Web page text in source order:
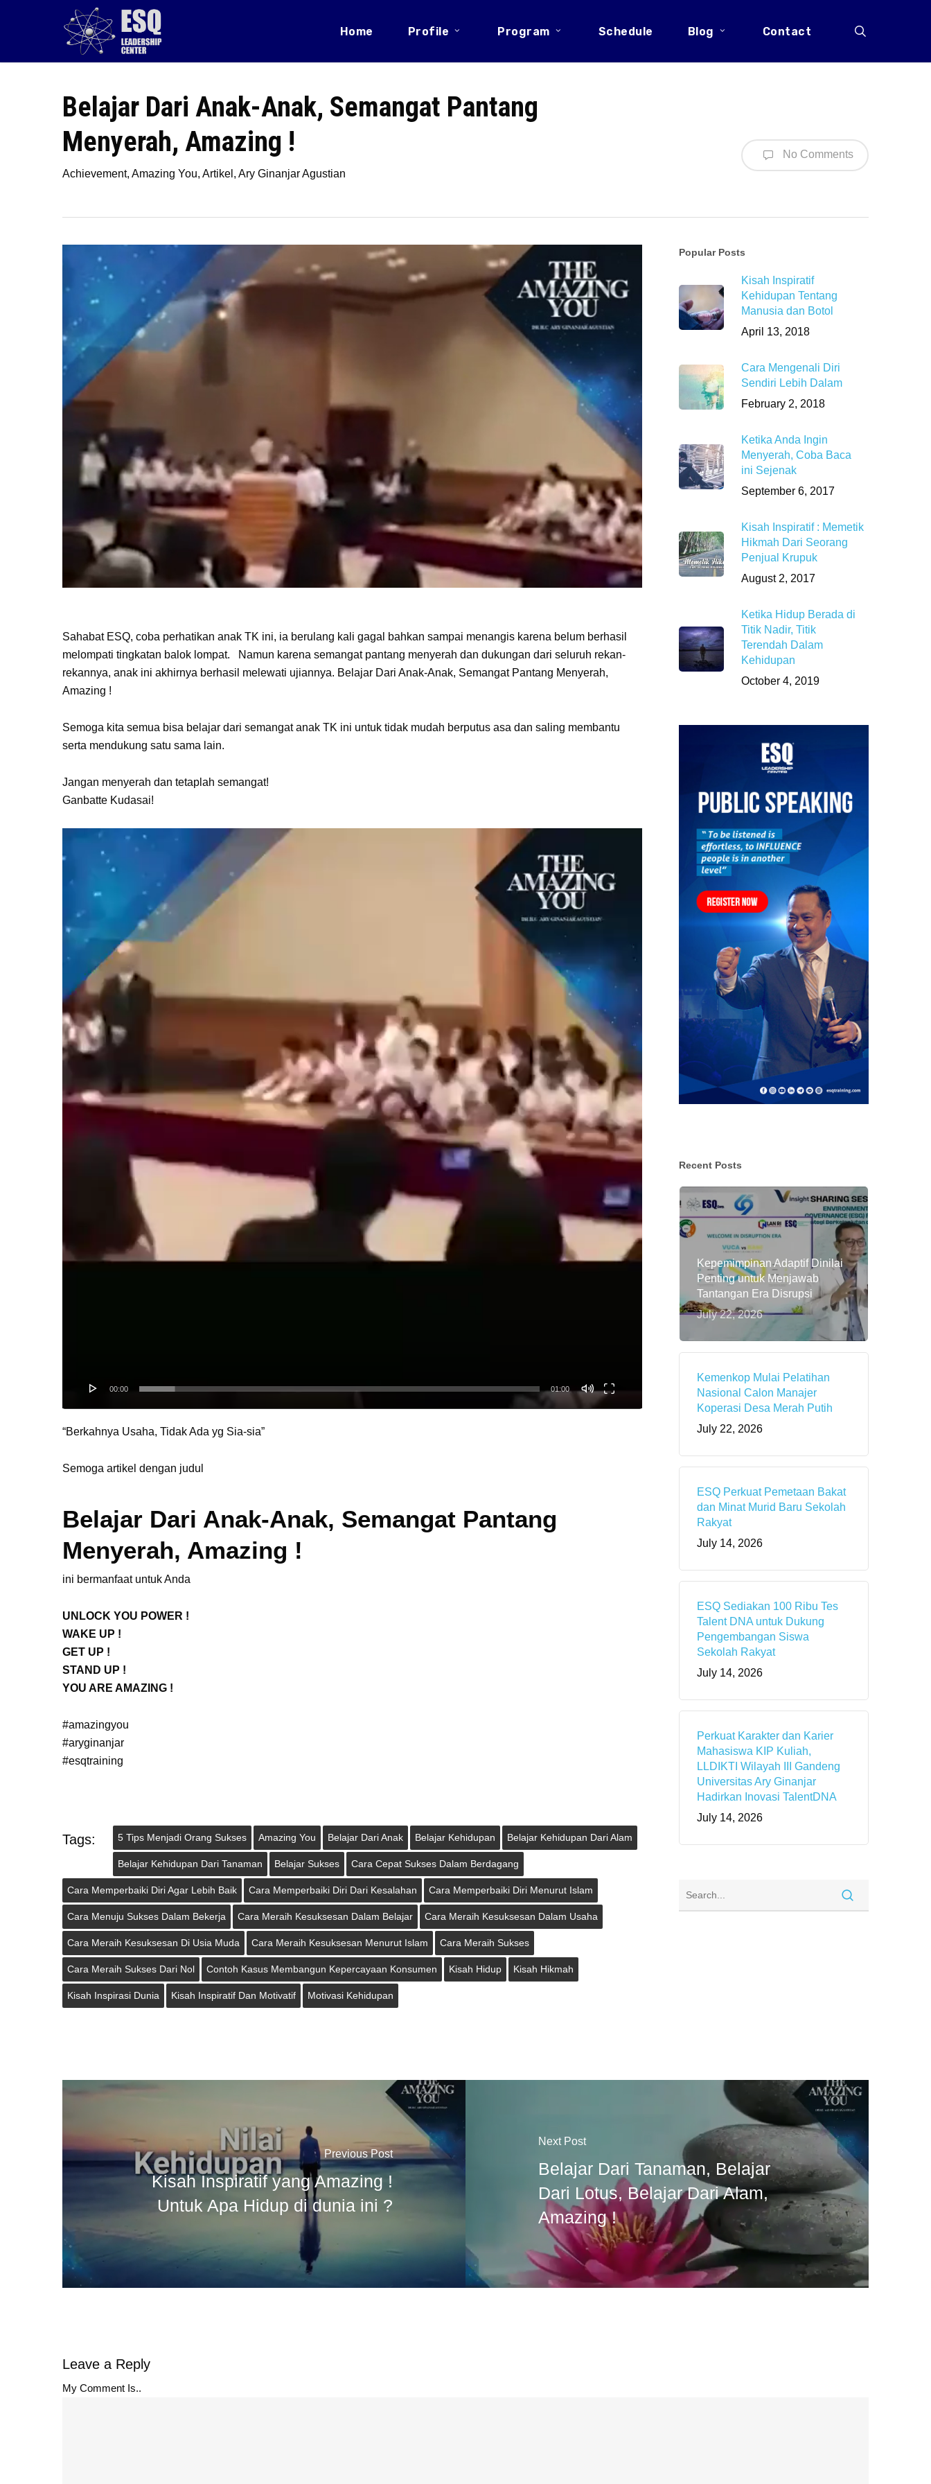
content
Home Profile Program Schedule Blog Contact
Belajar Dari Anak-Anak, Semangat Pantang
Menyerah, Amazing !
Achievement, Amazing You, Artikel , Ary Ginanjar Agustian
No Comments
Sahabat ESQ, coba perhatikan anak TK ini, ia berulang kali gagal bahkan sampai menangis karena belum berhasil
melompati tingkatan balok lompat. Namun karena semangat pantang menyerah dan dukungan dari seluruh rekan-
rekannya, anak ini akhirnya berhasil melewati ujiannya. Belajar Dari Anak-Anak, Semangat Pantang Menyerah,
Amazing !
Semoga kita semua bisa belajar dari semangat anak TK ini untuk tidak mudah berputus asa dan saling membantu
serta mendukung satu sama lain.
Jangan menyerah dan tetaplah semangat!
Ganbatte Kudasai!
Player
00:00 01:00
“Berkahnya Usaha, Tidak Ada yg Sia-sia”
Semoga artikel dengan judul
Belajar Dari Anak-Anak, Semangat Pantang
Menyerah, Amazing !
ini bermanfaat untuk Anda
UNLOCK YOU POWER !
WAKE UP !
GET UP !
STAND UP !
YOU ARE AMAZING !
#amazingyou
#aryginanjar
#esqtraining
Tags: 5 Tips Menjadi Orang Sukses Amazing You Belajar Dari Anak Belajar Kehidupan Belajar Kehidupan Dari Alam
Belajar Kehidupan Dari Tanaman Belajar Sukses Cara Cepat Sukses Dalam Berdagang
Cara Memperbaiki Diri Agar Lebih Baik Cara Memperbaiki Diri Dari Kesalahan Cara Memperbaiki Diri Menurut Islam
Cara Menuju Sukses Dalam Bekerja Cara Meraih Kesuksesan Dalam Belajar Cara Meraih Kesuksesan Dalam Usaha
Cara Meraih Kesuksesan Di Usia Muda Cara Meraih Kesuksesan Menurut Islam Cara Meraih Sukses
Cara Meraih Sukses Dari Nol Contoh Kasus Membangun Kepercayaan Konsumen Kisah Hidup Kisah Hikmah
Kisah Inspirasi Dunia Kisah Inspiratif Dan Motivatif Motivasi Kehidupan
Popular Posts
Kisah Inspiratif
Kehidupan Tentang
Manusia dan Botol
April 13, 2018
Cara Mengenali Diri
Sendiri Lebih Dalam
February 2, 2018
Ketika Anda Ingin
Menyerah, Coba Baca
ini Sejenak
September 6, 2017
Kisah Inspiratif : Memetik
Hikmah Dari Seorang
Penjual Krupuk
August 2, 2017
Ketika Hidup Berada di
Titik Nadir, Titik
Terendah Dalam
Kehidupan
October 4, 2019
Recent Posts
Kepemimpinan Adaptif Dinilai
Penting untuk Menjawab
Tantangan Era Disrupsi
July 22, 2026
Kemenkop Mulai Pelatihan
Nasional Calon Manajer
Koperasi Desa Merah Putih
July 22, 2026
ESQ Perkuat Pemetaan Bakat
dan Minat Murid Baru Sekolah
Rakyat
July 14, 2026
ESQ Sediakan 100 Ribu Tes
Talent DNA untuk Dukung
Pengembangan Siswa
Sekolah Rakyat
July 14, 2026
Perkuat Karakter dan Karier
Mahasiswa KIP Kuliah,
LLDIKTI Wilayah III Gandeng
Universitas Ary Ginanjar
Hadirkan Inovasi TalentDNA
July 14, 2026
Previous Post
Kisah Inspiratif yang Amazing !
Untuk Apa Hidup di dunia ini ?
Next Post
Belajar Dari Tanaman, Belajar
Dari Lotus, Belajar Dari Alam,
Amazing !
Leave a Reply
My Comment Is..